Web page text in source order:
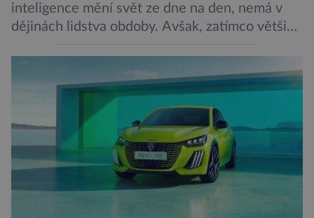
inteligence mění svět ze dne na den, nemá v
dějinách lidstva obdoby. Avšak, zatímco většina
bezpečnostní experti upozorňují na mnohem
méně nápadné riziko. Podle některých
odborníků by už během příštích dvou let mohly
pokročilé systémy AI výrazně usnadnit
kybernetické útoky […]